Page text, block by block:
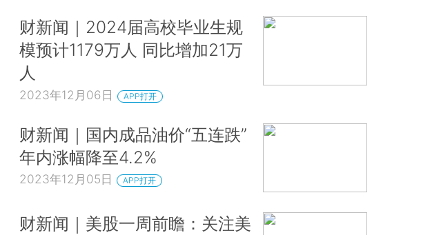
财新闻｜2024届高校毕业生规
模预计1179万人 同比增加21万
人
2023年12月06日 APP打开
财新闻｜国内成品油价“五连跌”
年内涨幅降至4.2%
2023年12月05日 APP打开
财新闻｜美股一周前瞻：关注美